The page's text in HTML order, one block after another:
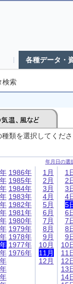
各種データ・
検索
類を選択してくだ
年月日の選
1986年
1985年
1984年
1983年
1982年
1981年
1980年
1979年
1978年
1977年
1976年
1月
2月
3月
4月
5月
6月
7月
8月
9月
10月
11月
12月
1
2
3
4
5
6
7
8
9
10
11
12
13
14